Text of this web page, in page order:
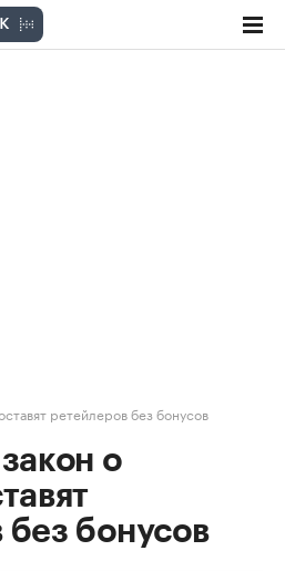
ретейлеров без бонусов
о
без бонусов